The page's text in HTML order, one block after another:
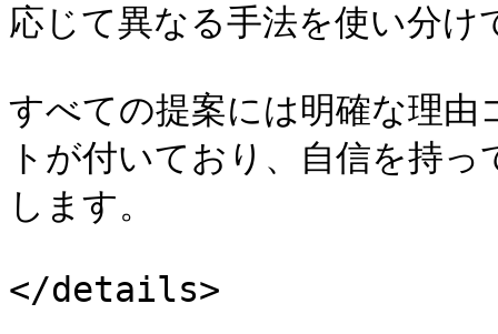
応じて異なる手法を使い分け
すべての提案には明確な理
トが付いており、自信を持
します。
</details>